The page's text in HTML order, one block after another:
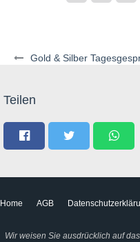
Gold & Silber
Teilen
Home AGB
Wir weisen Sie ausdrücklich auf